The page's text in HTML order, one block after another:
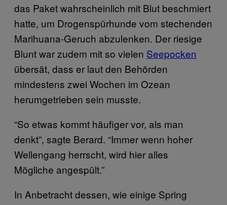
das Paket wahrscheinlich mit Blut beschmiert
hatte, um Drogenspürhunde vom stechenden
Marihuana-Geruch abzulenken. Der riesige
Blunt war zudem mit so vielen Seepocken
übersät, dass er laut den Behörden
mindestens zwei Wochen im Ozean
herumgetrieben sein musste.
“So etwas kommt häufiger vor, als man
denkt”, sagte Berard. “Immer wenn hoher
Wellengang herrscht, wird hier alles
Mögliche angespült.”
In Anbetracht dessen, wie einige Spring